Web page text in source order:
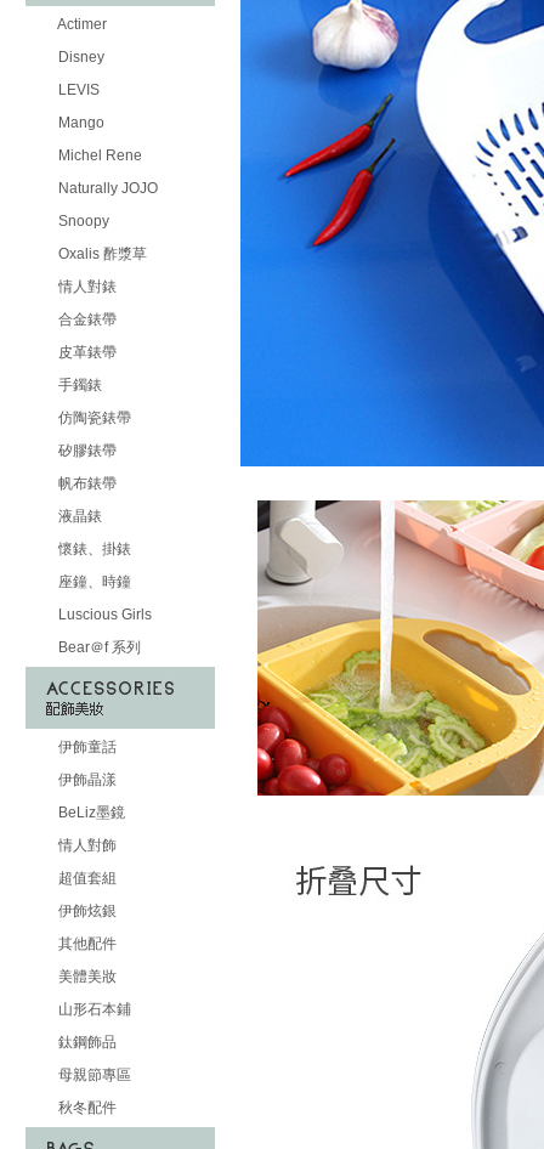
Actimer
Disney
LEVIS
Mango
Michel Rene
Naturally JOJO
Snoopy
Oxalis 酢漿草
情人對錶
合金錶帶
皮革錶帶
手鐲錶
仿陶瓷錶帶
矽膠錶帶
帆布錶帶
液晶錶
懷錶、掛錶
座鐘、時鐘
Luscious Girls
Bear＠f 系列
伊飾童話
伊飾晶漾
BeLiz墨鏡
情人對飾
超值套組
伊飾炫銀
其他配件
美體美妝
山形石本鋪
鈦鋼飾品
母親節專區
秋冬配件